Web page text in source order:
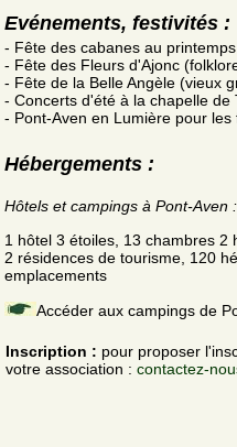
Evénements, festivités :
- Fête des cabanes au
- Fête des Fleurs d'Ajonc
- Fête de la Belle Angèle (vieux
- Concerts d'été à la chapelle de
- Pont-Aven en Lumière pour
Hébergements :
Hôtels et campings à Pont-Aven :
1 hôtel 3 étoiles, 13 chambres 2
2 résidences de tourisme, 120
emplacements
Accéder aux campings de
Inscription : pour proposer
votre association : contactez-